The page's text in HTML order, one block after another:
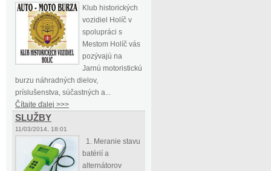
Klub historických
vozidiel Holíč v
spolupráci s
Mestom Holíč vás
pozývajú na
Jarnú motoristickú
burzu náhradných dielov,
príslušenstva, súčastných a...
Čítajte ďalej >>>
SLUŽBY
11/03/2014, 18:01
1. Meranie stavu
batérií a
alternátorov